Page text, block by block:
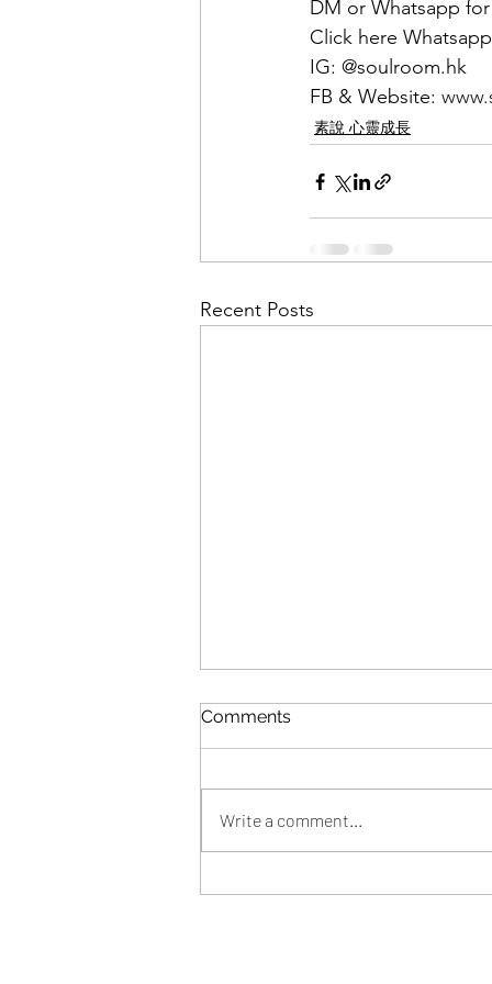
DM or Whatsapp for
Click here
IG: @soulroom.hk
FB & Website:
素說 心靈成長
Recent Posts
Comments
Write a comment...